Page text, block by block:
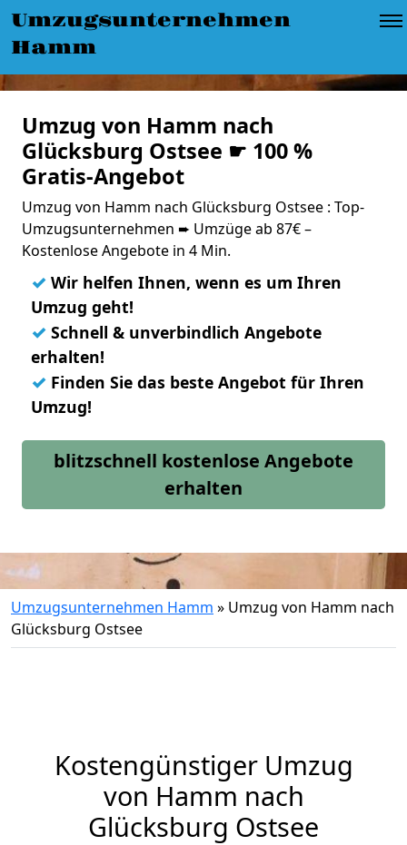
Umzugsunternehmen
Hamm
Umzug von Hamm nach
Glücksburg Ostsee ☛ 100 %
Gratis-Angebot
Umzug von Hamm nach Glücksburg Ostsee : Top-
Umzugsunternehmen ➨ Umzüge ab 87€ –
Kostenlose Angebote in 4 Min.
✓ Wir helfen Ihnen, wenn es um Ihren
Umzug geht!
✓ Schnell & unverbindlich Angebote
erhalten!
✓ Finden Sie das beste Angebot für Ihren
Umzug!
blitzschnell kostenlose Angebote
erhalten
Umzugsunternehmen Hamm » Umzug von Hamm nach
Glücksburg Ostsee
Kostengünstiger Umzug
von Hamm nach
Glücksburg Ostsee